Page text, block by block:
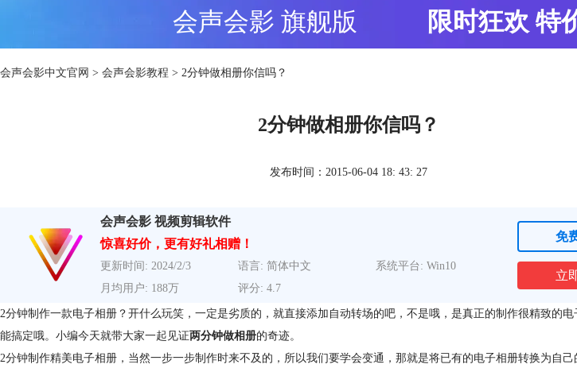
会声会影 旗舰版 限时狂欢 特
会声会影中文官网 > 会声会影教程 > 2分钟做相册你信吗？
2分钟做相册你信吗？
发布时间：2015-06-04 18: 43: 27
会声会影 视频剪辑软件
惊喜好价，更有好礼相赠！
更新时间: 2024/2/3 语言: 简体中文
系统平台: Win10
月均用户: 188万
评分: 4.7
免
立
2分钟制作一款电子相册？开什么玩笑，一定是劣质的，就直接添加自动转场的吧，不是哦，是真正的制作很精致的
能搞定哦。小编今天就带大家一起见证两分钟做相册的奇迹。
2分钟制作精美电子相册，当然一步一步制作时来不及的，所以我们要学会变通，那就是将已有的电子相册转换为自己